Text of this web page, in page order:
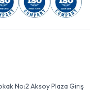
No:2 Aksoy Plaza Giriş